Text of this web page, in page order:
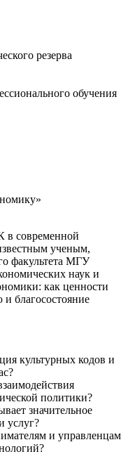
резерва
обучения
в современной
ученым,
факультета МГУ
наук и
как ценности
благосостояние
культурных кодов и
политики?
значительное
услуг?
и управленцам